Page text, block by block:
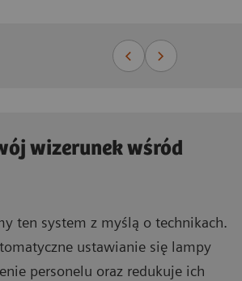
wizerunek wśród
ten system z myślą o technikach.
ustawianie się lampy
personelu oraz redukuje ich